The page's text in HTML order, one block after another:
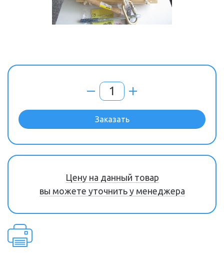
Заказать
Цену на данный товар
вы можете уточнить у менеджера